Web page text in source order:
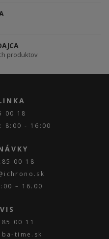
produktov
00 18
8:00 - 16:00
00 18
– 16.00
00 11
time.sk